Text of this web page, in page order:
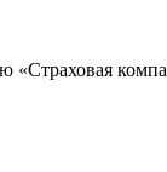
«Страховая